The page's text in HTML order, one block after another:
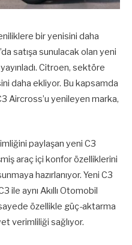
bir yenisini daha
satışa sunulacak olan yeni
Citroen, sektöre
daha ekliyor. Bu kapsamda
Aircross’u yenileyen marka,
paylaşan yeni C3
araç içi konfor özelliklerini
hazırlanıyor. Yeni C3
ile aynı Akıllı Otomobil
özellikle güç-aktarma
verimliliği sağlıyor.